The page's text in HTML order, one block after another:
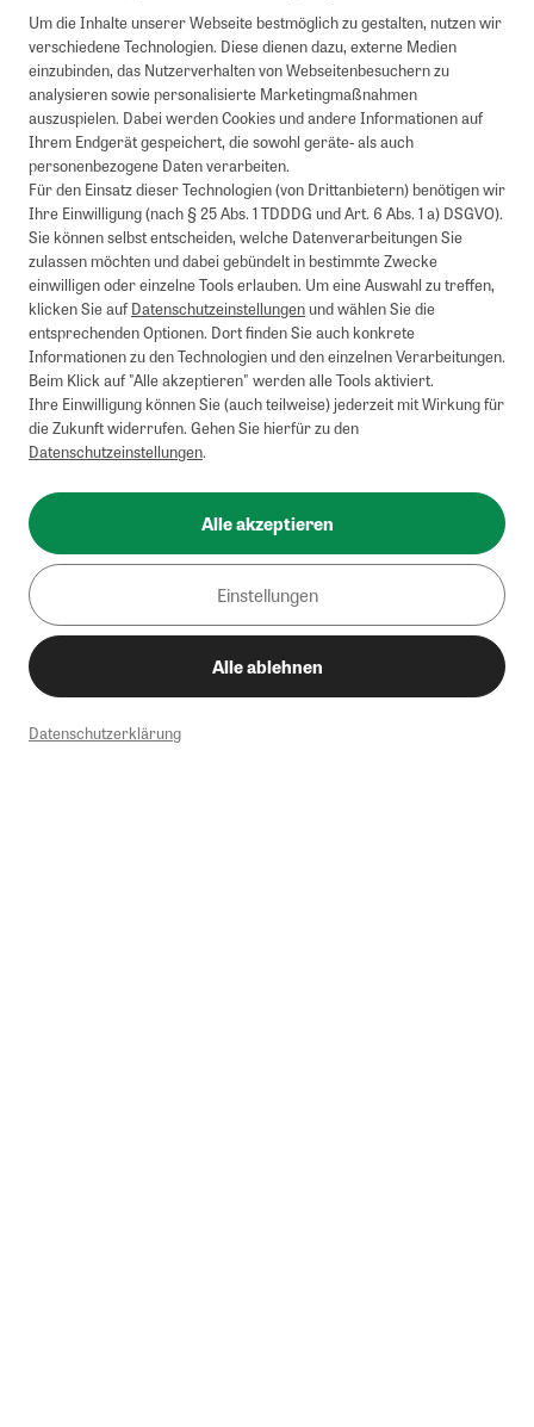
Um die Inhalte unserer Webseite bestmöglich zu gestalten, nutzen wir
verschiedene Technologien. Diese dienen dazu, externe Medien
einzubinden, das Nutzerverhalten von Webseitenbesuchern zu
analysieren sowie personalisierte Marketingmaßnahmen
auszuspielen. Dabei werden Cookies und andere Informationen auf
Ihrem Endgerät gespeichert, die sowohl geräte- als auch
personenbezogene Daten verarbeiten.
Für den Einsatz dieser Technologien (von Drittanbietern) benötigen wir
Ihre Einwilligung (nach § 25 Abs. 1 TDDDG und Art. 6 Abs. 1 a) DSGVO).
Sie können selbst entscheiden, welche Datenverarbeitungen Sie
zulassen möchten und dabei gebündelt in bestimmte Zwecke
einwilligen oder einzelne Tools erlauben. Um eine Auswahl zu treffen,
klicken Sie aufDatenschutzeinstellungenund wählen Sie die
entsprechenden Optionen. Dort finden Sie auch konkrete
Informationen zu den Technologien und den einzelnen Verarbeitungen.
Beim Klick auf "Alle akzeptieren" werden alle Tools aktiviert.
Ihre Einwilligung können Sie (auch teilweise) jederzeit mit Wirkung für
die Zukunft widerrufen. Gehen Sie hierfür zu den
Datenschutzeinstellungen.
Alle akzeptieren
Einstellungen
Alle ablehnen
Datenschutzerklärung